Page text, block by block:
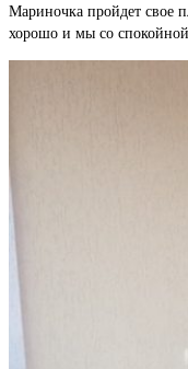
Мариночка пройдет свое
хорошо и мы со